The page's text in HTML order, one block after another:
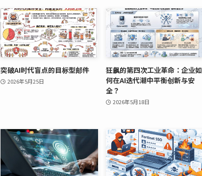
突破AI时代盲点的目标型邮件
2026年5月25日
狂飙的第四次工业革命：企业如
何在AI迭代潮中平衡创新与安
全？
2026年5月18日